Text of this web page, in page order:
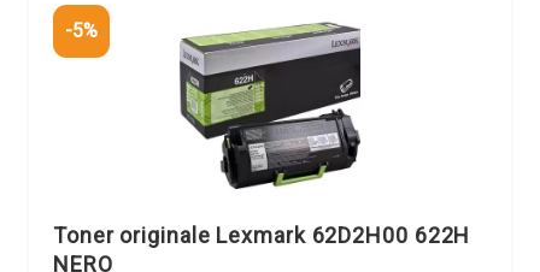
-5%
Toner originale Lexmark 62D2H00 622H
NERO